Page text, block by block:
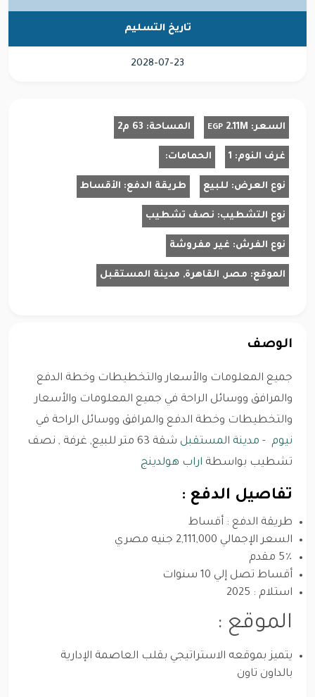
تاريخ التسليم
2028-07-23
السعر: 2.11M
EGP المساحة: 63 م2
غرف النوم: 1 الحمامات:
نوع العرض: للبيع طريقة الدفع: الأقساط
نوع التشطيب: نصف تشطيب
نوع الفرش: غير مفروشة
الموقع: مصر, القاهرة, مدينة المستقبل
الوصف
جميع المعلومات والأسعار والتخطيطات وخطة الدفع
والمرافق ووسائل الراحة في جميع المعلومات والأسعار
والتخطيطات وخطة الدفع والمرافق ووسائل الراحة في
نيوم - مدينة المستقبل
شقة 63 متر للبيع, غرفة , نصف
تشطيب بواسطة اراب هولدينج
تفاصيل الدفع :
طريقة الدفع : أقساط
السعر الإجمالي 2,111,000 جنيه مصري
5٪ مقدم
أقساط تصل إلي 10 سنوات
استلام : 2025
الموقع :
يتميز بموقعه الاستراتيجي بقلب العاصمة الإدارية
بالداون تاون